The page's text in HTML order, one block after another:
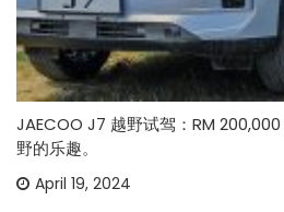
JAECOO J7 越野试驾：RM
野的乐趣。
April 19, 2024